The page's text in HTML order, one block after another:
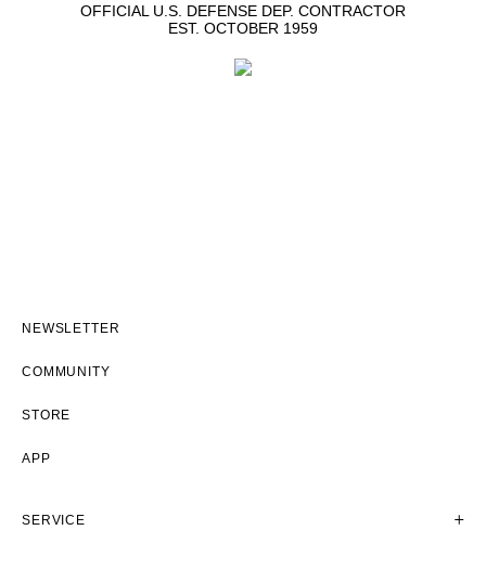
OFFICIAL U.S. DEFENSE DEP. CONTRACTOR
EST. OCTOBER 1959
NEWSLETTER
COMMUNITY
STORE
APP
SERVICE